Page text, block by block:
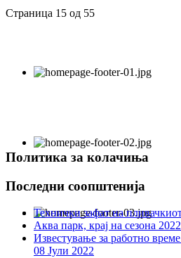
Страница 15 од 55
Политика за колачиња
Последни соопштенија
Технички зафат на
Аква парк, крај на сезона 2022
Известување за работно
08 Јули 2022